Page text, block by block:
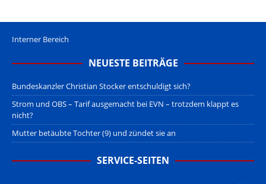
Interner Bereich
NEUESTE BEITRÄGE
Bundeskanzler Christian Stocker entschuldigt sich?
Strom und OBS – Tarif ausgemacht bei EVN – trotzdem klappt es
nicht?
Mutter betäubte Tochter (9) und zündet sie an
SERVICE-SEITEN